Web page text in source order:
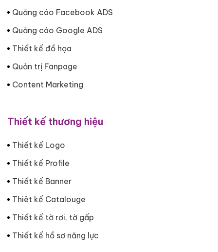
Quảng cáo Facebook ADS
Quảng cáo Google ADS
Thiết kế đồ họa
Quản trị Fanpage
Content Marketing
Thiết kế thương hiệu
Thiết kế Logo
Thiết kế Profile
Thiết kế Banner
Thiêt kế Catalouge
Thiết kế tờ rơi, tờ gấp
Thiết kế hồ sơ năng lực